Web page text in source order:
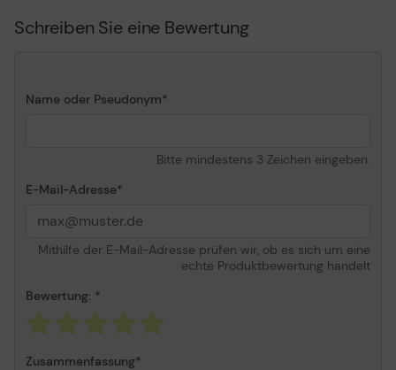
Schreiben Sie eine Bewertung
Name oder Pseudonym
Bitte mindestens 3 Zeichen eingeben.
E-Mail-Adresse
Mithilfe der E-Mail-Adresse prüfen wir, ob es sich um eine
echte Produktbewertung handelt
Bewertung:
Zusammenfassung